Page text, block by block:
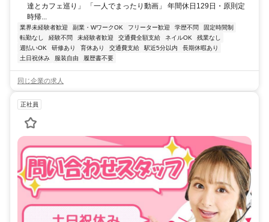
達とカフェ巡り」 「一人でまったり動画」 年間休日129日・原則定
時帰...
業界未経験者歓迎 副業・WワークOK フリーター歓迎 学歴不問
固定時間制
転勤なし
経験不問 未経験者歓迎 交通費全額支給 ネイルOK
残業なし
週払いOK
研修あり 育休あり 交通費支給 駅近5分以内
長期休暇あり
土日祝休み
服装自由 履歴書不要
同じ企業の求人
正社員